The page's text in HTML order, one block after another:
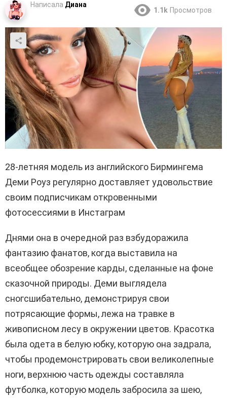
Написала Диана
1.1k Просмотров
28-летняя модель из английского Бирмингема
Деми Роуз регулярно доставляет удовольствие
своим подписчикам откровенными
фотосессиями в Инстаграм
Днями она в очередной раз взбудоражила
фантазию фанатов, когда выставила на
всеобщее обозрение карды, сделанные на фоне
сказочной природы. Деми выглядела
сногсшибательно, демонстрируя свои
потрясающие формы, лежа на травке в
живописном лесу в окружении цветов. Красотка
была одета в белую юбку, которую она задрала,
чтобы продемонстрировать свои великолепные
ноги, верхнюю часть одежды составляла
футболка, которую модель забросила за шею,